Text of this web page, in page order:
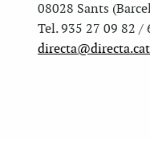
08028 Sants
Tel. 935 27 09 82 /
directa@directa.cat